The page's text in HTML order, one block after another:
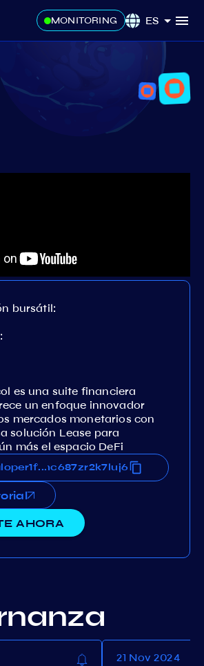
MONITORING ES
bursátil:
es una suite financiera
un enfoque innovador
mercados monetarios con
solución Lease para
más el espacio DeFi
...
AHORA
21 Nov 2024